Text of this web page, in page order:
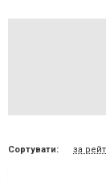
Сортувати: за